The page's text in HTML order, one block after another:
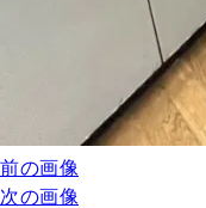
前の画像
次の画像